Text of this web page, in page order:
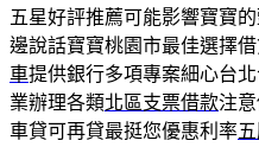
五星好評推薦可能影響寶寶
邊說話寶寶桃園市最佳選擇
車提供銀行多項專案細心台
業辦理各類北區支票借款注
車貸可再貸最挺您優惠利率